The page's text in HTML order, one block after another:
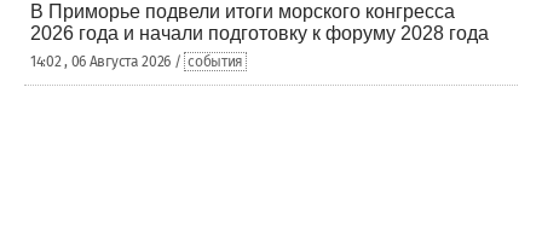
В Приморье подвели итоги морского конгресса
2026 года и начали подготовку к форуму 2028 года
14:02 , 06 Августа 2026 / события